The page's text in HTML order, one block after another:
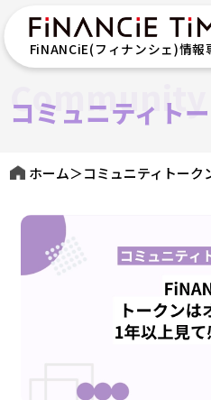
FiNANCiE(フィナンシェ)情報
コミュニティト
Community
ホーム＞コミュニティトーク